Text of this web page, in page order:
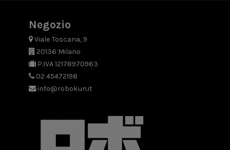
Negozio
Viale Toscana, 9
20136 Milano
P.IVA 12178970963
02 45472198
info@robokun.it